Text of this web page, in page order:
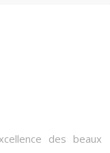
des beaux